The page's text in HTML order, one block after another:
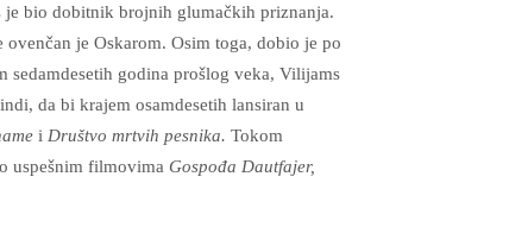
bio dobitnik brojnih glumačkih priznanja.
ovenčan je Oskarom. Osim toga, dobio je po
godina prošlog veka, Vilijams
da bi krajem osamdesetih lansiran u
i Društvo mrtvih pesnika. Tokom
uspešnim filmovima Gospođa Dautfajer,